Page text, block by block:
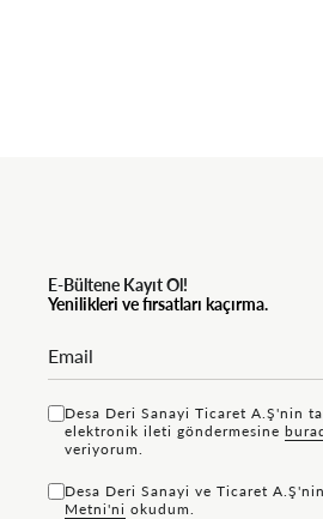
E-Bültene Kayıt Ol!
Yenilikleri ve fırsatları kaçırma.
Desa Deri Sanayi Ticaret A.Ş'nin
elektronik ileti göndermesine bu
veriyorum.
Desa Deri Sanayi ve Ticaret A.Ş'nin
Metni'ni okudum.